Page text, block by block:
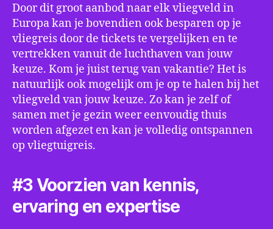
Door dit groot aanbod naar elk vliegveld in
Europa kan je bovendien ook besparen op je
vliegreis door de tickets te vergelijken en te
vertrekken vanuit de luchthaven van jouw
keuze. Kom je juist terug van vakantie? Het is
natuurlijk ook mogelijk om je op te halen bij het
vliegveld van jouw keuze. Zo kan je zelf of
samen met je gezin weer eenvoudig thuis
worden afgezet en kan je volledig ontspannen
op vliegtuigreis.
#3 Voorzien van kennis,
ervaring en expertise